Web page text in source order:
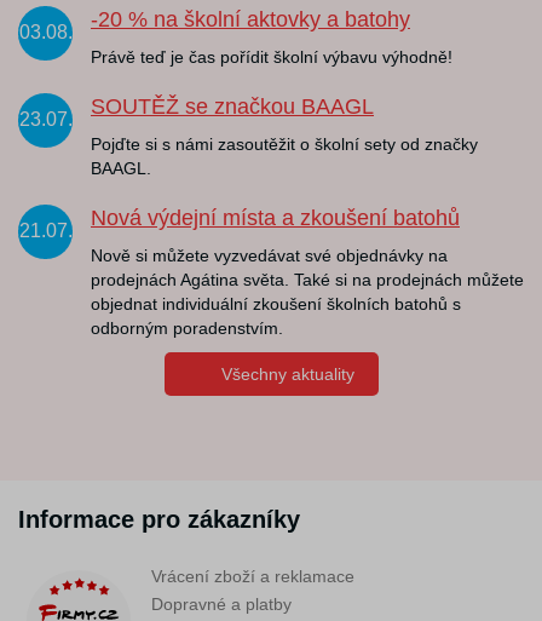
03.08.
-20 % na školní aktovky a batohy
Právě teď je čas pořídit školní výbavu výhodně!
23.07.
SOUTĚŽ se značkou BAAGL
Pojďte si s námi zasoutěžit o školní sety od značky
BAAGL.
21.07.
Nová výdejní místa a zkoušení batohů
Nově si můžete vyzvedávat své objednávky na
prodejnách Agátina světa. Také si na prodejnách můžete
objednat individuální zkoušení školních batohů s
odborným poradenstvím.
Všechny aktuality
Informace pro zákazníky
Vrácení zboží a reklamace
Dopravné a platby